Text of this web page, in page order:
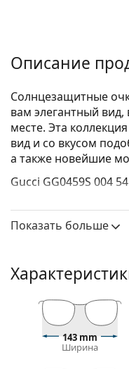
Описание
Солнцезащитные
вам элегантный
месте. Эта
вид и со вкусом
а также новейшие
Gucci GG0459S 004 54
Оправа для
белыми или
идеальный выбор
или
Оправа
Показать больше
143 mm
Ширина